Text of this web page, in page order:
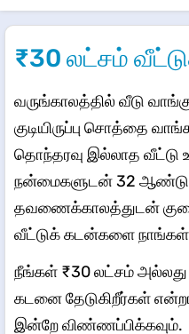
₹30 லட்சம்
வருங்காலத்தில் வீடு
குடியிருப்பு சொத்தை
தொந்தரவு இல்லாத வீட்டு
நன்மைகளுடன் 32
தவணைக்காலத்துடன்
வீட்டுக் கடன்களை நாங்கள்
நீங்கள் ₹30 லட்சம் அல்லது
கடனை தேடுகிறீர்கள்
இன்றே விண்ணப்பிக்கவும்.